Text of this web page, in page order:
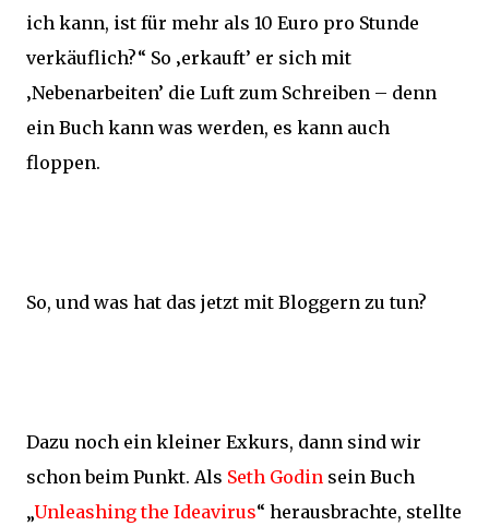
ich kann, ist für mehr als 10 Euro pro Stunde
verkäuflich?“ So ‚erkauft’ er sich mit
‚Nebenarbeiten’ die Luft zum Schreiben – denn
ein Buch kann was werden, es kann auch
floppen.
So, und was hat das jetzt mit Bloggern zu tun?
Dazu noch ein kleiner Exkurs, dann sind wir
schon beim Punkt. Als Seth Godin sein Buch
„Unleashing the Ideavirus“ herausbrachte, stellte